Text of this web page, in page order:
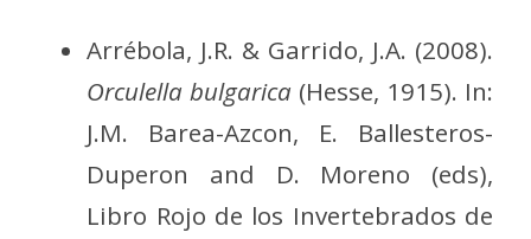
Arrébola, J.R. & Garrido, J.A. (2008).
Orculella bulgarica (Hesse, 1915). In:
J.M. Barea-Azcon, E. Ballesteros-
Duperon and D. Moreno (eds),
Libro Rojo de los Invertebrados de